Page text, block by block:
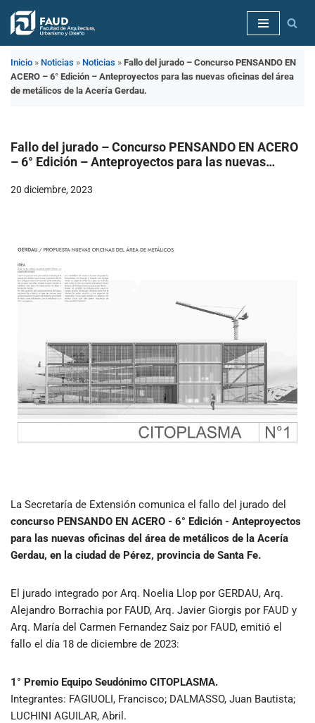
Saltar
contenido
Inicio » Noticias » Noticias » Fallo del jurado – Concurso PENSANDO EN
ACERO – 6° Edición – Anteproyectos para las nuevas oficinas del área
de metálicos de la Acería Gerdau.
Fallo del jurado – Concurso PENSANDO EN ACERO
– 6° Edición – Anteproyectos para las nuevas
20 diciembre, 2023
La Secretaría de Extensión comunica el fallo del jurado del
concurso PENSANDO EN ACERO - 6° Edición - Anteproyectos
para las nuevas oficinas del área de metálicos de la Acería
Gerdau, en la ciudad de Pérez, provincia de Santa Fe.
El jurado integrado por Arq. Noelia Llop por GERDAU, Arq.
Alejandro Borrachia por FAUD, Arq. Javier Giorgis por FAUD y
Arq. María del Carmen Fernandez Saiz por FAUD, emitió el
fallo el día 18 de diciembre de 2023:
1° Premio Equipo Seudónimo CITOPLASMA.
Integrantes: FAGIUOLI, Francisco; DALMASSO, Juan Bautista;
LUCHINI AGUILAR, Abril.